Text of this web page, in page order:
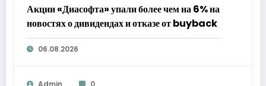
Акции «Диасофта» упали более чем на 6% на
новостях о дивидендах и отказе от buyback
06.08.2026
Admin 0